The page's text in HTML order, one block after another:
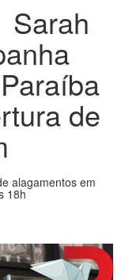
Sarah
de
alagamentos em
18h